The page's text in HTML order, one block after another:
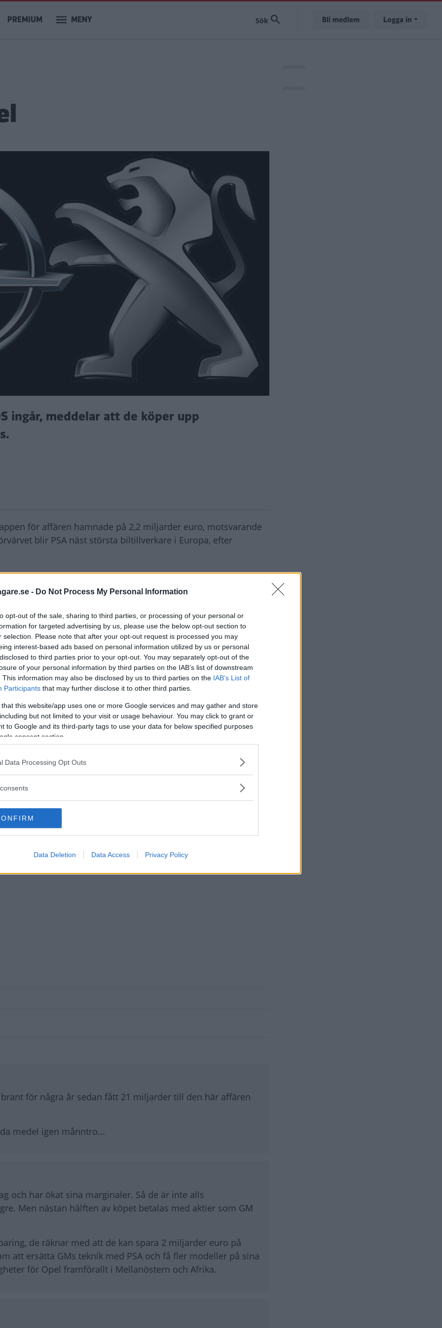
- Do Not Process My Personal Information
opt-out of the sale, sharing to third parties, or processing of your personal or
for targeted advertising by us, please use the below opt-out section to
selection. Please note that after your opt-out request is processed you may
interest-based ads based on personal information utilized by us or personal
to third parties prior to your opt-out. You may separately opt-out of the
of your personal information by third parties on the IAB’s list of downstream
This information may also be disclosed by us to third parties on the IAB’s List of
Participants that may further disclose it to other third parties.
that this website/app uses one or more Google services and may gather and store
but not limited to your visit or usage behaviour. You may click to grant or
to Google and its third-party tags to use your data for below specified purposes
consent section.
Data Processing Opt Outs
Data Deletion Data Access Privacy Policy
PREMIUM MENY Bli medlem Logga in
ingår, meddelar att de köper upp
för affären hamnade på 2,2 miljarder euro, motsvarande
blir PSA näst största biltillverkare i Europa, efter
under sina respektive varumärkesidentiteter. Eftersom
marknaden tillsammans vet vi att Opel/Vauxhall är
av vårt förhållande och är angelägna om att ta det till
på PSA.
av PSA?
för några år sedan fått 21 miljarder till den här affären
medel igen månntro...
och har ökat sina marginaler. Så de är inte alls
Men nästan hälften av köpet betalas med aktier som GM
de räknar med att de kan spara 2 miljarder euro på
att ersätta GMs teknik med PSA och få fler modeller på sina
för Opel framförallt i Mellanöstern och Afrika.